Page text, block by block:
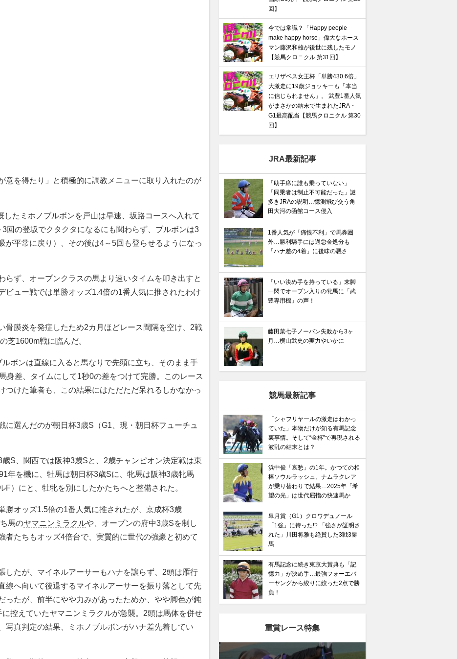
を得たり」と積極的に調教メニューに取り入れたのが
たミホノブルボンを戸山は早速、坂路コースへ入れて
回の登坂でクタクタになるにも関わらず、ブルボンは3
が平常に戻り）、その後は4～5回も登らせるようになっ
ず、オープンクラスの馬より速いタイムを叩き出すと
ビュー戦では単勝オッズ1.4倍の1番人気に推されたわけ
膜炎を発症したため2カ月ほどレース間隔を空け、2戦
芝1600m戦に臨んだ。
ボンは直線に入ると馬なりで先頭に立ち、そのまま手
身差、タイムにして1秒0の差をつけて完勝。このレース
つけた筆者も、この結果にはただただ呆れるしかなかっ
選んだのが朝日杯3歳S（G1、現・朝日杯フューチュ
S、関西では阪神3歳Sと、2歳チャンピオン決定戦は東
年を機に、牡馬は朝日杯3歳Sに、牝馬は阪神3歳牝馬
F）にと、牡牝を別にしたかたちへと整備された。
オッズ1.5倍の1番人気に推されたが、京成杯3歳
馬のヤマニンミラクルや、オープンの府中3歳Sを制し
者たちもオッズ4倍台で、実質的に世代の強豪と初めて
たが、マイネルアーサーもハナを譲らず、2頭は雁行
線へ向いて後退するマイネルアーサーを振り落として先
ったが、前半にやや力みがあったためか、やや脚色が鈍
控えていたヤマニンミラクルが急襲。2頭は馬体を併せ
写真判定の結果、ミホノブルボンがハナ差先着してい
回】
今では常識？「Happy people
make happy horse」偉大なホース
マン藤沢和雄が後世に残したモノ
【競馬クロニクル 第31回】
エリザベス女王杯「単勝430.6倍」
大激走に19歳ジョッキーも「本当
に信じられません」。 武豊1番人気
がまさかの結末で生まれたJRA・
G1最高配当【競馬クロニクル 第30
回】
JRA最新記事
「助手席に誰も乗っていない」
「同乗者は制止不可能だった」謎
多きJRAの説明…憶測飛び交う角
田大河の函館コース侵入
1番人気が「痛恨不利」で馬券圏
外…勝利騎手には過怠金処分も
「ハナ差の4着」に後味の悪さ
「いい決め手を持っている」末脚
一閃でオープン入りの牝馬に「武
豊専用機」の声！
藤田菜七子ノーバン失敗から3ヶ
月…横山武史の実力やいかに
競馬最新記事
「シャフリヤールの激走はわかっ
ていた」本物だけが知る有馬記念
裏事情。そして“金杯”で再現される
波乱の結末とは？
浜中俊「哀愁」の1年。かつての相
棒ソウルラッシュ、ナムラクレア
が乗り替わりで結果…2025年「希
望の光」は世代屈指の快速馬か
皐月賞（G1）クロワデュノール
「1強」に待った!? 「強さが証明さ
れた」川田将雅も絶賛した3戦3勝
馬
有馬記念に続き東京大賞典も「記
憶力」が決め手…最強フォーエバ
ーヤングから絞りに絞った2点で勝
負！
重賞レース特集